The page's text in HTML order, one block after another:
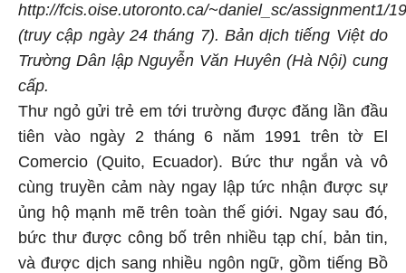
http://fcis.oise.utoronto.ca/~daniel_sc/assignment1/
(truy cập ngày 24 tháng 7). Bản dịch tiếng Việt do
Trường Dân lập Nguyễn Văn Huyên (Hà Nội) cung
cấp.
Thư ngỏ gửi trẻ em tới trường được đăng lần đầu
tiên vào ngày 2 tháng 6 năm 1991 trên tờ El
Comercio (Quito, Ecuador). Bức thư ngắn và vô
cùng truyền cảm này ngay lập tức nhận được sự
ủng hộ mạnh mẽ trên toàn thế giới. Ngay sau đó,
bức thư được công bố trên nhiều tạp chí, bản tin,
và được dịch sang nhiều ngôn ngữ, gồm tiếng Bồ